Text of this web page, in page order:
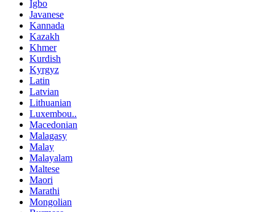
Igbo
Javanese
Kannada
Kazakh
Khmer
Kurdish
Kyrgyz
Latin
Latvian
Lithuanian
Luxembou..
Macedonian
Malagasy
Malay
Malayalam
Maltese
Maori
Marathi
Mongolian